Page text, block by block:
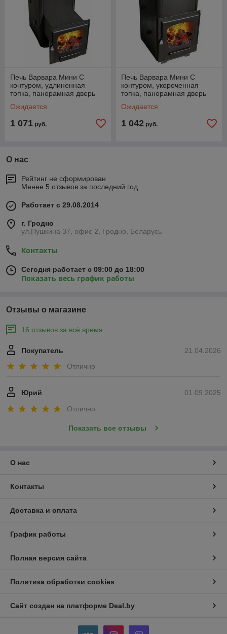
Печь Варвара Мини С
контуром, удлиненная
топка, панорамная дверь
Ожидается
1 071 руб.
Печь Варвара Мини С
контуром, укороченная
топка, панорамная дверь
Ожидается
1 042 руб.
О нас
Рейтинг не сформирован
Менее 5 отзывов за последний год
Работает с 29.08.2014
г. Гродно
ул.Пушкина 37, офис 2, Гродно, Беларусь
Контакты
Сегодня работает с 09:00 до 18:00
Показать весь график работы
Отзывы о магазине
16 отзывов за всё время
21.04.2026
Покупатель
Отлично
01.09.2025
Юрий
Отлично
Показать все отзывы
О нас
Контакты
Доставка и оплата
График работы
Полная версия сайта
Политика обработки cookies
Сайт создан на платформе Deal.by